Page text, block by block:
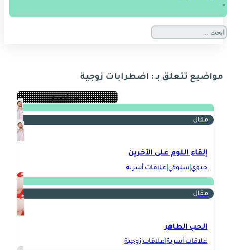
مواضيع تتعلق بـ : اضطرابات زوجية
مقال
إلقاء اللوم على الآخرين
حيوي| سلوكي| علاقات أسرية
مقال
الحب الطاهر
علاقات أسرية|علاقات زوجية